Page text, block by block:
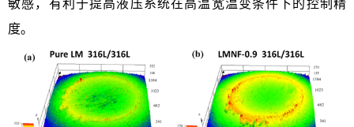
度。